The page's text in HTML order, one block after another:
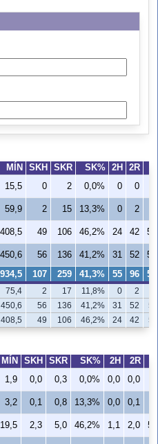
MÍN SKH SKR SK% 2H 2R
15,5 0 2 0,0% 0
0
59,9 2 15 13,3% 0 2
408,5 49 106 46,2% 24 42
450,6 56 136 41,2% 31 52
934,5 107 259 41,3% 55 96
75,4 2 17 11,8% 0 2
450,6 56 136 41,2% 31 52
408,5 49 106 46,2% 24 42
MÍN SKH SKR SK% 2H 2R
1,9 0,0 0,3 0,0% 0,0
0,0
3,2 0,1 0,8 13,3% 0,0 0,1
19,5 2,3 5,0 46,2% 1,1 2,0